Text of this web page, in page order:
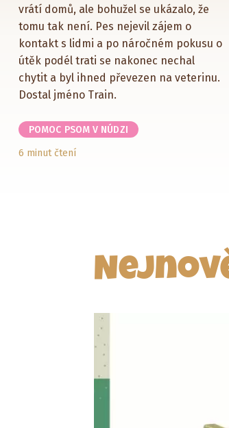
vrátí domů, ale bohužel se ukázalo, že
tomu tak není. Pes nejevil zájem o
kontakt s lidmi a po náročném pokusu o
útěk podél trati se nakonec nechal
chytit a byl ihned převezen na veterinu.
Dostal jméno Train.
POMOC PSOM V NÚDZI
6 minut čtení